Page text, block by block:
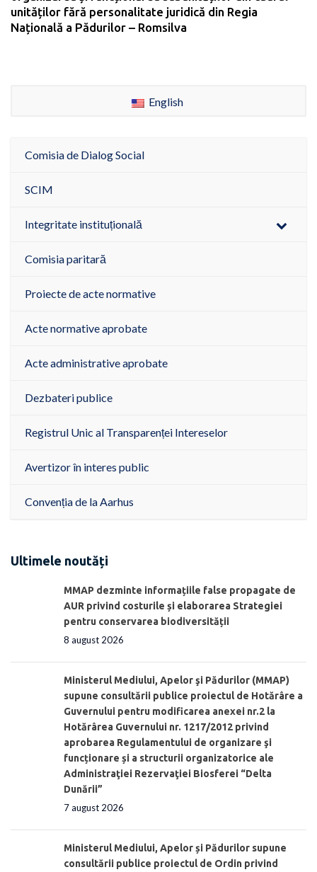
unităților fără personalitate juridică din Regia
Națională a Pădurilor – Romsilva
English
Comisia de Dialog Social
SCIM
Integritate instituțională
Comisia paritară
Proiecte de acte normative
Acte normative aprobate
Acte administrative aprobate
Dezbateri publice
Registrul Unic al Transparenței Intereselor
Avertizor în interes public
Convenția de la Aarhus
Ultimele noutăți
MMAP dezminte informațiile false propagate de
AUR privind costurile și elaborarea Strategiei
pentru conservarea biodiversității
8 august 2026
Ministerul Mediului, Apelor şi Pădurilor (MMAP)
supune consultării publice proiectul de Hotărâre a
Guvernului pentru modificarea anexei nr.2 la
Hotărârea Guvernului nr. 1217/2012 privind
aprobarea Regulamentului de organizare şi
funcționare și a structurii organizatorice ale
Administraţiei Rezervaţiei Biosferei “Delta
Dunării”
7 august 2026
Ministerul Mediului, Apelor și Pădurilor supune
consultării publice proiectul de Ordin privind